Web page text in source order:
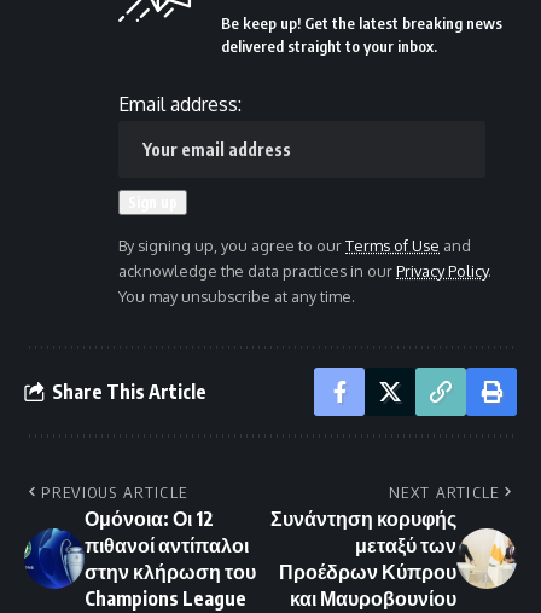
Be keep up! Get the latest breaking news
delivered straight to your inbox.
Email address:
By signing up, you agree to ourTerms of Use and
acknowledge the data practices in ourPrivacy Policy.
You may unsubscribe at any time.
Share This Article
PREVIOUS ARTICLE
Ομόνοια: Οι 12
πιθανοί αντίπαλοι
στην κλήρωση του
Champions League
NEXT ARTICLE
Συνάντηση κορυφής
μεταξύ των
Προέδρων Κύπρου
και Μαυροβουνίου